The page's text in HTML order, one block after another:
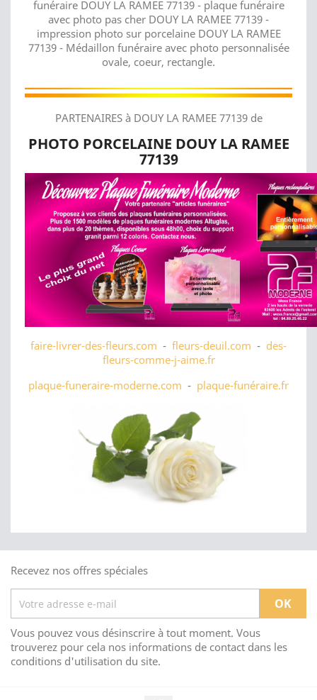
funéraire DOUY LA RAMEE 77139 - plaque funéraire
avec photo pas cher DOUY LA RAMEE 77139 -
impression photo sur porcelaine DOUY LA RAMEE
77139 - Médaillon funéraire avec photo personnalisée
ovale, coeur, rectangle.
PARTENAIRES à DOUY LA RAMEE 77139 de
PHOTO PORCELAINE DOUY LA RAMEE
77139
faire-livrer-des-fleurs.com - fleurs-deuil.com - des-
fleurs-comme-j-aime.fr
plaque-funeraire-moderne.com - plaque-funéraire.fr
Recevez nos offres spéciales
Vous pouvez vous désinscrire à tout moment. Vous
trouverez pour cela nos informations de contact dans les
conditions d'utilisation du site.